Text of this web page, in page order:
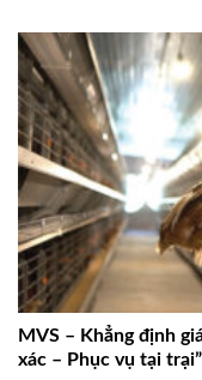
MVS – Khẳng định
xác – Phục vụ tại trại”